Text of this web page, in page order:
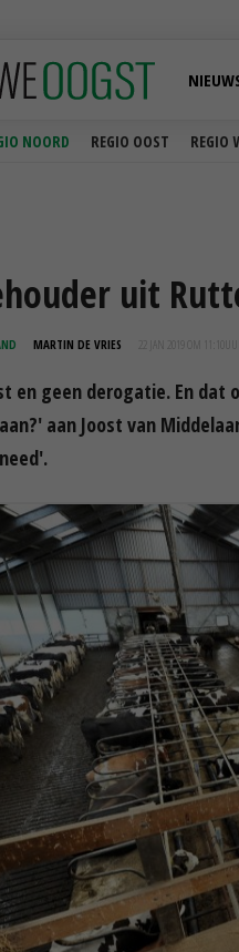
NOORD REGIO OOST REGIO
uit
MARTIN DE VRIES 22 JAN 2019 OM 11:10
en geen derogatie. En
aan Joost van